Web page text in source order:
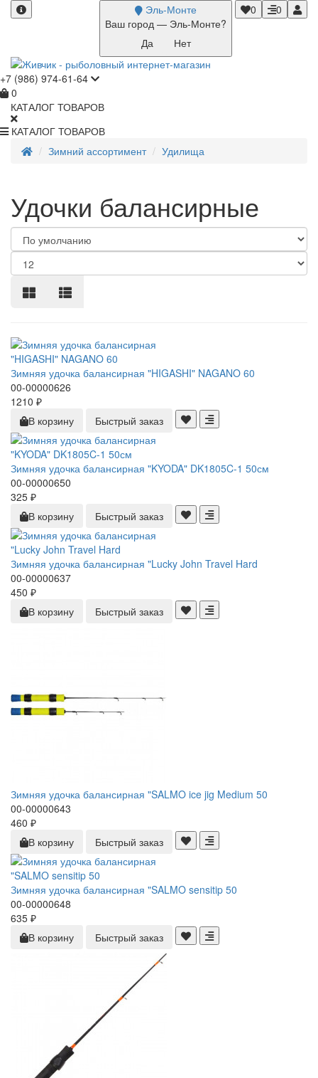
0
Эль-Монте
Ваш город — Эль-Монте?
0
+7 (986) 974-61-64
0
КАТАЛОГ ТОВАРОВ
КАТАЛОГ ТОВАРОВ
Зимний ассортимент
Удилища
Удочки балансирные
Зимняя удочка балансирная "HIGASHI" NAGANO 60
00-00000626
1210 ₽
В корзину
Быстрый заказ
Зимняя удочка балансирная "KYODA" DK1805C-1 50см
00-00000650
325 ₽
В корзину
Быстрый заказ
Зимняя удочка балансирная "Lucky John Travel Hard
00-00000637
450 ₽
В корзину
Быстрый заказ
Зимняя удочка балансирная "SALMO ice jig Medium 50
00-00000643
460 ₽
В корзину
Быстрый заказ
Зимняя удочка балансирная "SALMO sensitip 50
00-00000648
635 ₽
В корзину
Быстрый заказ